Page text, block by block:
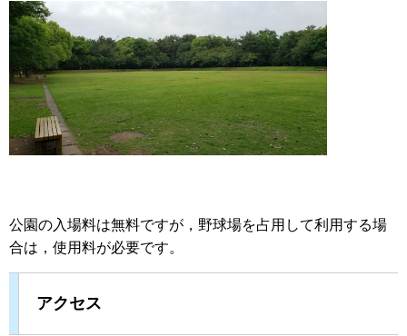
公園の入場料は無料ですが，野球場を占用して利用する場
合は，使用料が必要です。
アクセス